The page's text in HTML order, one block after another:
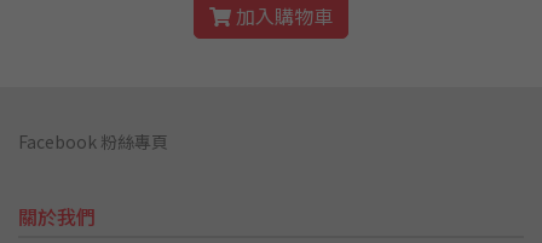
加入購物車
關於我們
Facebook 粉絲專頁